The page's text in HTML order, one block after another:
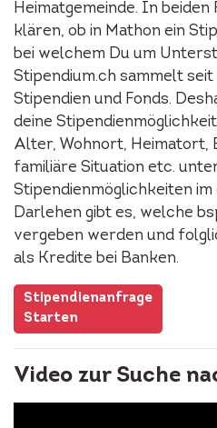
Heimatgemeinde. In beiden
klären, ob in Mathon ein
bei welchem Du um
Stipendium.ch sammelt
Stipendien und Fonds.
deine
Alter, Wohnort, Heimatort,
familiäre Situation etc.
Stipendienmöglichkeiten im
Darlehen gibt es, welche
vergeben werden und
als Kredite bei Banken.
Stipendienanfrage
Starten
Video zur Suche